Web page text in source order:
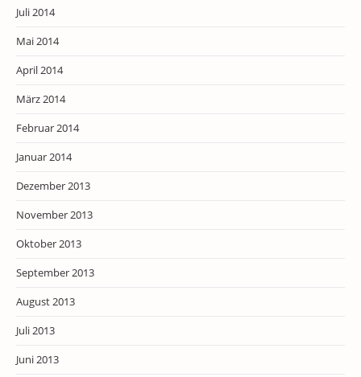
Juli 2014
Mai 2014
April 2014
März 2014
Februar 2014
Januar 2014
Dezember 2013
November 2013
Oktober 2013
September 2013
August 2013
Juli 2013
Juni 2013